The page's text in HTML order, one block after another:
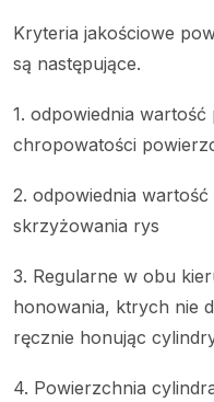
Kryteria jakościowe
są następujące.
1. odpowiednia
chropowatości
2. odpowiednia wartość
skrzyżowania rys
3. Regularne w obu
honowania, ktrych nie
ręcznie honując
4. Powierzchnia